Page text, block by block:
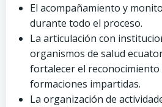
El acompañamiento y
durante todo el proceso.
La articulación con
organismos de salud
fortalecer el reconocimiento
formaciones impartidas.
La organización de